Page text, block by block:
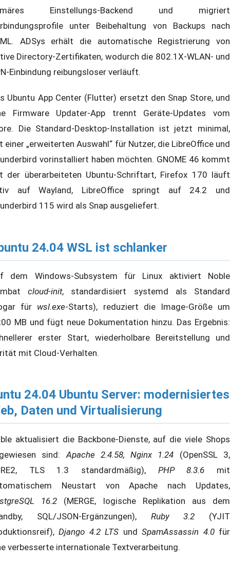
Einstellungs-Backend und migriert
unter Beibehaltung von Backups nach
ADSys erhält die automatische Registrierung von
Directory-Zertifikaten, wodurch die 802.1X-WLAN- und
Einbindung reibungsloser verläuft.
Ubuntu App Center (Flutter) ersetzt den Snap Store, und
Firmware Updater-App trennt Geräte-Updates vom
Die Standard-Desktop-Installation ist jetzt minimal,
einer „erweiterten Auswahl“ für Nutzer, die LibreOffice und
vorinstalliert haben möchten. GNOME 46 kommt
der überarbeiteten Ubuntu-Schriftart, Firefox 170 läuft
auf Wayland, LibreOffice springt auf 24.2 und
115 wird als Snap ausgeliefert.
24.04 WSL ist schlanker
dem Windows-Subsystem für Linux aktiviert Noble
cloud-init, standardisiert systemd als Standard
für wsl.exe-Starts), reduziert die Image-Größe um
MB und fügt neue Dokumentation hinzu. Das Ergebnis:
erster Start, wiederholbare Bereitstellung und
mit Cloud-Verhalten.
24.04 Ubuntu Server: modernisiertes
Daten und Virtualisierung
aktualisiert die Backbone-Dienste, auf die viele Shops
sind: Apache 2.4.58, Nginx 1.24 (OpenSSL 3,
TLS 1.3 standardmäßig), PHP 8.3.6 mit
Neustart von Apache nach Updates,
16.2 (MERGE, logische Replikation aus dem
SQL/JSON-Ergänzungen), Ruby 3.2 (YJIT
Django 4.2 LTS undSpamAssassin 4.0für
verbesserte internationale Textverarbeitung.